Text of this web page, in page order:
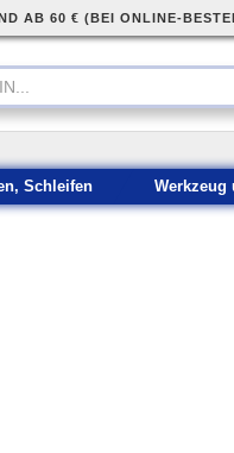
AB 60 € (BEI ONLINE-
Schleifen Werkzeug